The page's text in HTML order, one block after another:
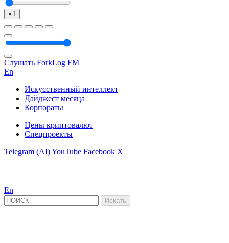
×1
Слушать ForkLog FM
En
Искусственный интеллект
Дайджест месяца
Корпораты
Цены криптовалют
Спецпроекты
Telegram (AI)YouTube Facebook X
En